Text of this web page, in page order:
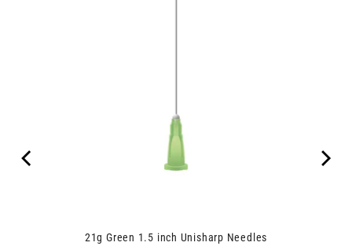
21g Green 1.5 inch Unisharp Needles